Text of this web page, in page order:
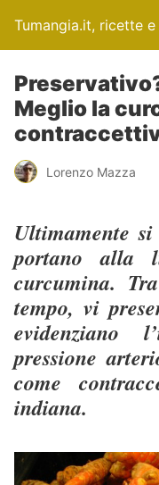
Tumangia.it, ricette
Meglio la
Lorenzo Mazza
Ultimamente
portano alla
curcumina.
tempo, vi
evidenziano
pressione
come
indiana.